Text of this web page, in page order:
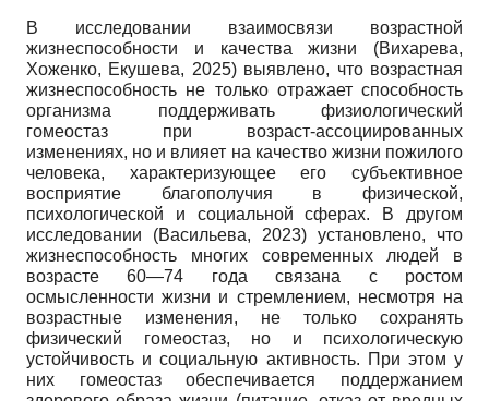
В исследовании взаимосвязи возрастной
жизнеспособности и качества жизни (Вихарева,
Хоженко, Екушева, 2025) выявлено, что возрастная
жизнеспособность не только отражает способность
организма поддерживать физиологический
гомеостаз при возраст-ассоциированных
изменениях, но и влияет на качество жизни пожилого
человека, характеризующее его субъективное
восприятие благополучия в физической,
психологической и социальной сферах. В другом
исследовании (Васильева, 2023) установлено, что
жизнеспособность многих современных людей в
возрасте 60—74 года связана с ростом
осмысленности жизни и стремлением, несмотря на
возрастные изменения, не только сохранять
физический гомеостаз, но и психологическую
устойчивость и социальную активность. При этом у
них гомеостаз обеспечивается поддержанием